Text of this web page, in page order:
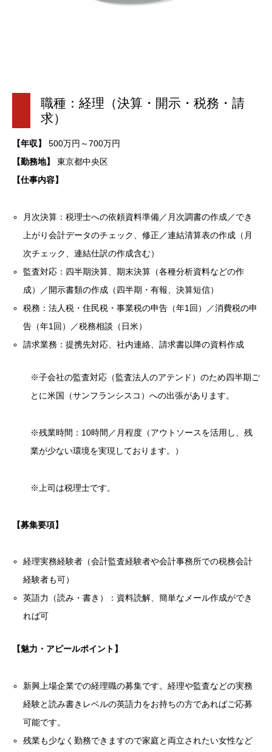
職種：経理（決算・開示・税務・請
求）
【年収】
500万円～700万円
【勤務地】
東京都中央区
【仕事内容】
月次決算：税理士への依頼資料準備／月次調書の作成／でき
上がり会計データのチェック、修正／連結清算表の作成（月
次チェック、連結仕訳の作成含む）
監査対応：四半期決算、期末決算（各種分析資料などの作
成）／開示書類の作成（四半期・有報、決算短信）
税務：法人税・住民税・事業税の申告（年1回）／消費税の申
告（年1回）／税務相談（日米）
請求業務：提携先対応、社内連絡、請求書以降の資料作成
※子会社の監査対応（監査法人のアテンド）のため四半期ご
とに米国（サンフランシスコ）への出張があります。
※残業時間：10時間／月程度（アウトソースを活用し、残
業が少ない環境を実現しております。）
※上司は税理士です。
【募集要項】
経理実務経験者（会計監査経験者や会計事務所での税務会計
経験者も可）
英語力（読み・書き）：資料読解、簡単なメール作成ができ
れば可
【魅力・アピールポイント】
新興上場企業での経理職の募集です。経理や監査などの実務
経験と読み書きレベルの英語力をお持ちの方であればご応募
可能です。
残業も少なく勤務できますので家庭と両立されたい女性など